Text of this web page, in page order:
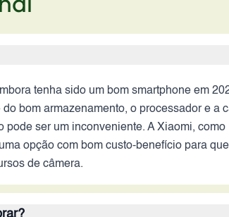
tenha sido um bom smartphone em
bom armazenamento, o processador e
pode ser um inconveniente. A Xiaomi,
opção com bom custo-benefício para
de câmera.